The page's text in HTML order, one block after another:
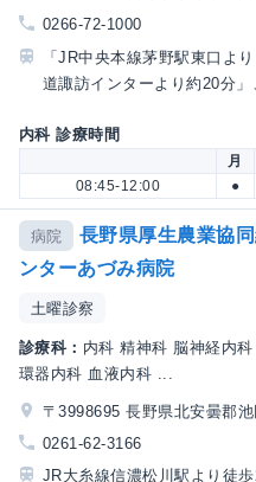
0266-72-1000
「JR中央本線茅野駅東口よ
道諏訪インターより約20分」
内科 診療時間
月
08:45-12:00
●
病院
長野県厚生農業協
ンターあづみ病院
土曜診察
診療科： 内科 精神科 脳神経内
環器内科 血液内科 ...
〒3998695 長野県北安曇郡
0261-62-3166
JR大糸線信濃松川駅より徒